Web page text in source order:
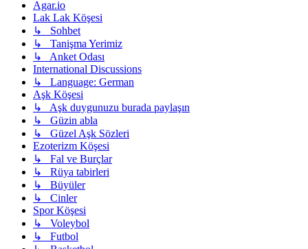
Agar.io
Lak Lak Köşesi
↳ Sohbet
↳ Tanişma Yerimiz
↳ Anket Odası
International Discussions
↳ Language: German
Aşk Köşesi
↳ Aşk duygunuzu burada paylaşın
↳ Güzin abla
↳ Güzel Aşk Sözleri
Ezoterizm Köşesi
↳ Fal ve Burçlar
↳ Rüya tabirleri
↳ Büyüler
↳ Cinler
Spor Köşesi
↳ Voleybol
↳ Futbol